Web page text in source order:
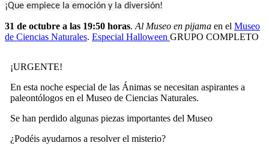
¡Que empiece la emoción y la diversión!
31 de octubre a las 19:50 horas. Al Museo en pijama en el Museo
de Ciencias Naturales. Especial Halloween GRUPO COMPLETO
¡URGENTE!
En esta noche especial de las Ánimas se necesitan aspirantes a
paleontólogos en el Museo de Ciencias Naturales.
Se han perdido algunas piezas importantes del Museo
¿Podéis ayudarnos a resolver el misterio?